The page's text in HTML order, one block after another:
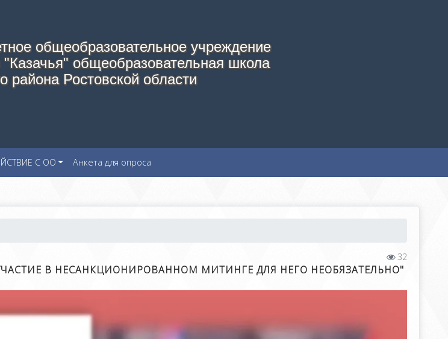
общеобразовательное учреждение
общеобразовательная школа
района Ростовской области
С ОО Анкета для опроса
32
В НЕСАНКЦИОНИРОВАННОМ МИТИНГЕ ДЛЯ НЕГО НЕОБЯЗАТЕЛЬНО"